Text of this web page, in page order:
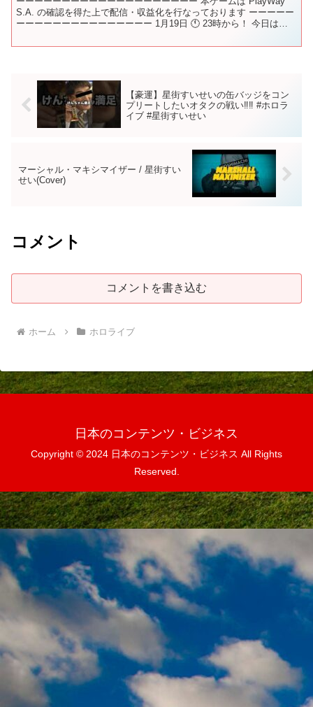
S.A. の確認を得た上で配信・収益化を行なっております ーーーーー
ーーーーーーーーーーーーーーー 1月19日 🕚 23時から！ 今日は泥
【豪運】星街すいせいの缶バッジをコン
プリートしたいオタクの戦い‼︎‼︎ #ホロラ
イブ #星街すいせい
マーシャル・マキシマイザー / 星街すい
せい(Cover)
コメント
コメントを書き込む
ホーム ホロライブ
日本のコンテンツ・ビジネス
Copyright © 2024 日本のコンテンツ・ビジネス All Rights
Reserved.